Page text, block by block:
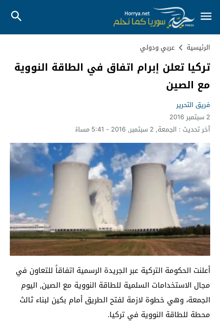
الرئيسية عربي ودولي
تركيا تعلن إبرام اتفاق في الطاقة النووية
مع الصين
فريق التحرير
2 سبتمبر 2016
آخر تحديث : الجمعة, 2 سبتمبر, 2016 - 5:41 مساءً
أعلنت الحكومة التركية عبر الجريدة الرسمية اتفاقاً للتعاون في
مجال الاستخدامات السلمية للطاقة النووية مع الصين, اليوم
الجمعة، وهي خطوة لازمة لفتح الطريق أمام بكين لبناء ثالث
محطة للطاقة النووية في تركيا.